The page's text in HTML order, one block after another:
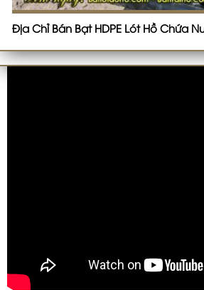
Địa Chỉ Bán Bạt HDPE Lót Hồ Chứa